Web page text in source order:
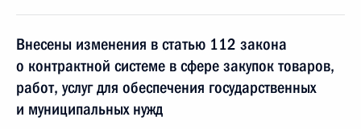
Внесены изменения в статью 112 закона
о контрактной системе в сфере закупок товаров,
работ, услуг для обеспечения государственных
и муниципальных нужд